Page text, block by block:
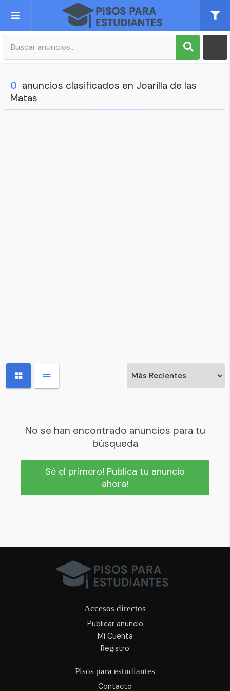
Publica tu Anuncio
Mi cuenta
0 anuncios clasificados en Joarilla de las
Matas
No se han encontrado anuncios para tu
búsqueda
Sé el primero! Publica tu anuncio
ahora!
Accesos directos
Publicar anuncio
Mi Cuenta
Registro
Pisos para estudiantes
Contacto